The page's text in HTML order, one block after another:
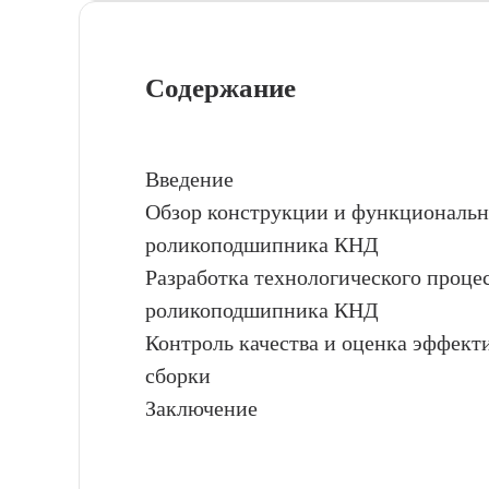
Содержание
Введение
Обзор конструкции и
роликоподшипника КНД
Разработка технологического
роликоподшипника КНД
Контроль качества и оценка
сборки
Заключение